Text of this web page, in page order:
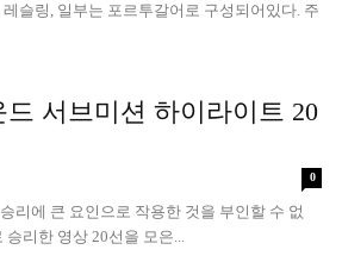
슬링, 일부는 포르투갈어로 구성되어있다. 주
서브미션 하이라이트 20
0
리에 큰 요인으로 작용한 것을 부인할 수 없
리한 영상 20선을 모은...